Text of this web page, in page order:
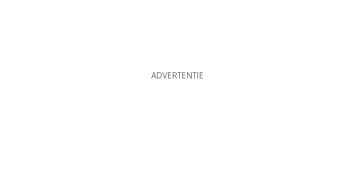
ADVERTENTIE